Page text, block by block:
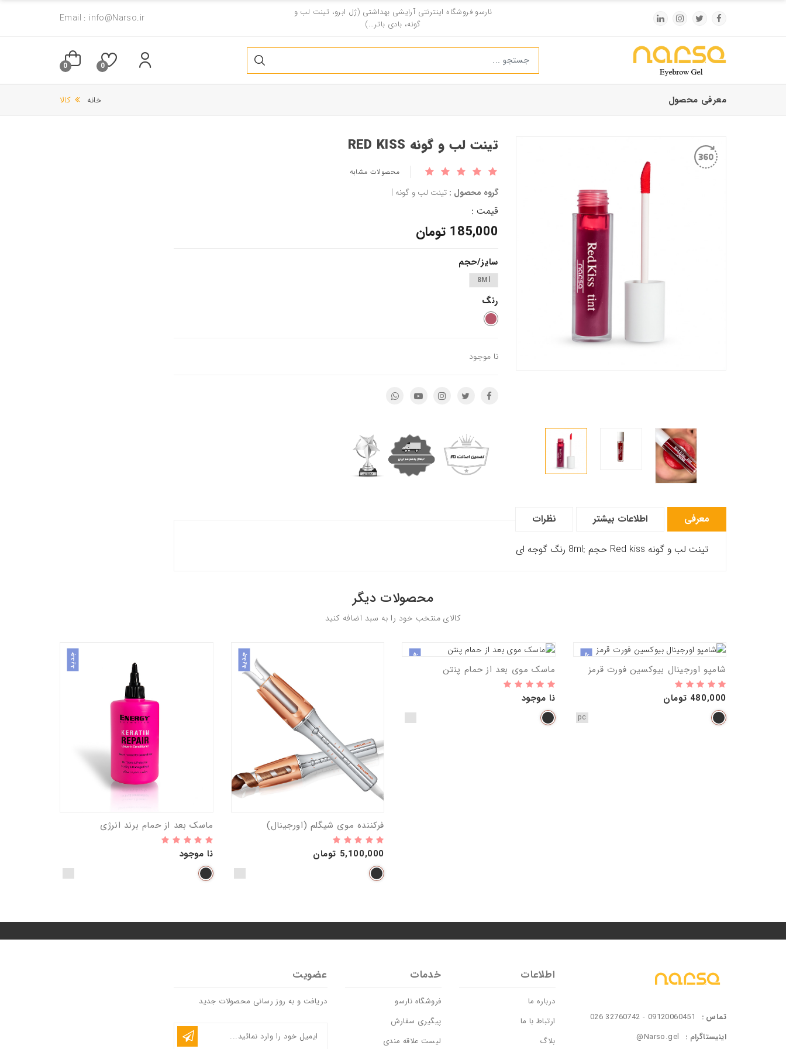
نارسو فروشگاه اینترنتی آرایشی بهداشتی (ژل ابرو، تینت لب و
گونه، بادی باتر...)
Email : info@Narso.ir
0
0
معرفی محصول خانه کالا
تینت لب و گونه RED KISS
محصولات مشابه
گروه محصول : تینت لب و گونه |
قیمت :
185,000 تومان
سایز/حجم
8Ml
رنگ
نا موجود
معرفی اطلاعات بیشتر نظرات
تینت لب و گونه Red kiss حجم :8ml رنگ گوجه ای
محصولات دیگر
کالای منتخب خود را به سبد اضافه کنید
جدید
شامپو اورجینال بیوکسین فورت قرمز
480,000 تومان
pc
جدید
ماسک موی بعد از حمام پنتن
نا موجود
جدید
فرکننده موی شیگلم (اورجینال)
5,100,000 تومان
جدید
ماسک بعد از حمام برند انرژی
نا موجود
تماس :
09120060451 - 32760742 026
اینیستاگرام :
@Narso.gel
اطلاعات
درباره ما
ارتباط با ما
بلاگ
خدمات
فروشگاه نارسو
پیگیری سفارش
لیست علاقه مندی
عضویت
دریافت و به روز رسانی محصولات جدید